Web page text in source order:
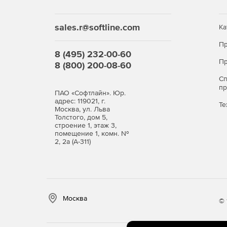
sales.r@softline.com
8 (495) 232-00-60
8 (800) 200-08-60
ПАО «Софтлайн». Юр.
адрес: 119021, г.
Москва, ул. Льва
Толстого, дом 5,
строение 1, этаж 3,
помещение 1, комн. №
2, 2а (А-311)
Москва ©